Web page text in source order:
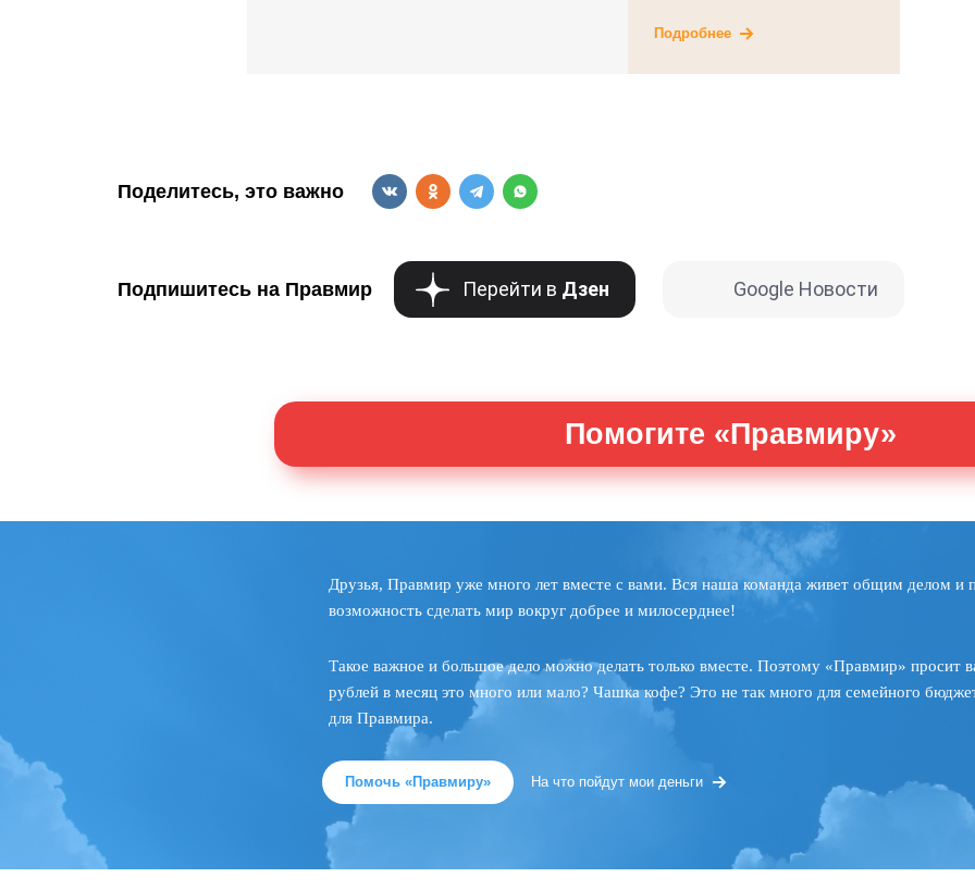
Подробнее
Поделитесь, это важно
Подпишитесь на Правмир Перейти в Дзен Google Новости
Помогите «Правмиру»
Друзья, Правмир уже много лет вместе с вами. Вся наша команда живет общим делом и
возможность сделать мир вокруг добрее и милосерднее!
Такое важное и большое дело можно делать только вместе. Поэтому «Правмир» просит
рублей в месяц это много или мало? Чашка кофе? Это не так много для семейного
для Правмира.
Помочь «Правмиру» На что пойдут мои деньги